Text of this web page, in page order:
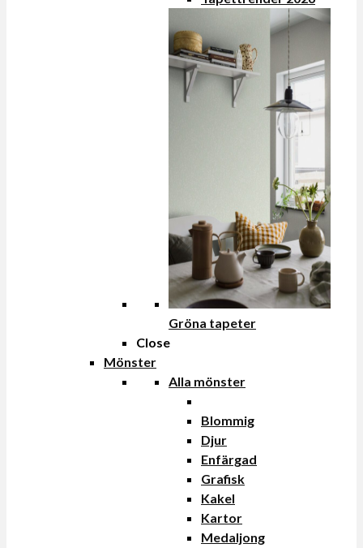
Gröna tapeter
Close
Mönster
Alla mönster
Blommig
Djur
Enfärgad
Grafisk
Kakel
Kartor
Medaljong